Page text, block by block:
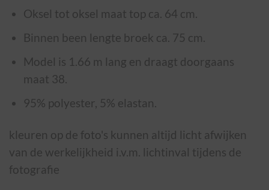
Oksel tot oksel maat top ca. 64 cm.
Binnen been lengte broek ca. 75 cm.
Model is 1.66 m lang en draagt doorgaans
maat 38.
95% polyester, 5% elastan.
kleuren op de foto's kunnen altijd licht afwijken
van de werkelijkheid i.v.m. lichtinval tijdens de
fotografie